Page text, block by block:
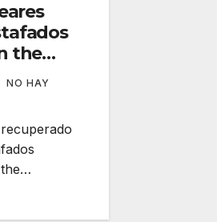
the
NO HAY
the…